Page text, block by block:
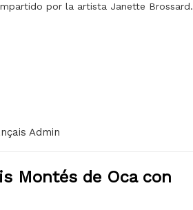
por la artista Janette Brossard.
Admin
Montés de Oca con